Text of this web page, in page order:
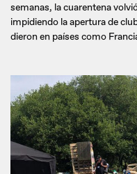
semanas, la cuarentena
impidiendo la apertura de
dieron en países como